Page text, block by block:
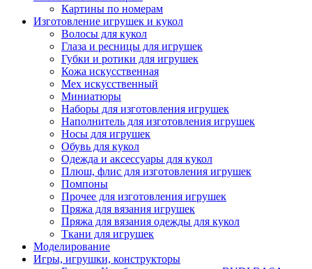
Картины по номерам
Изготовление игрушек и кукол
Волосы для кукол
Глаза и ресницы для игрушек
Губки и ротики для игрушек
Кожа искусственная
Мех искусственный
Миниатюры
Наборы для изготовления игрушек
Наполнитель для изготовления игрушек
Носы для игрушек
Обувь для кукол
Одежда и аксессуары для кукол
Плюш, флис для изготовления игрушек
Помпоны
Прочее для изготовления игрушек
Пряжа для вязания игрушек
Пряжа для вязания одежды для кукол
Ткани для игрушек
Моделирование
Игры, игрушки, конструкторы